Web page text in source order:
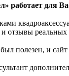
работает для
отзывы реальных
полезен, и